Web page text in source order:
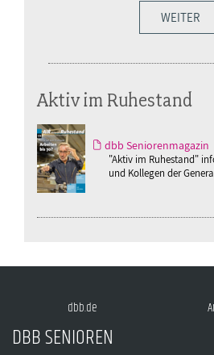
WEITER
Aktiv im Ruhestand
dbb Seniorenmagazin
"Aktiv im Ruhestand"
und Kollegen der
dbb.de
DBB SENIOREN